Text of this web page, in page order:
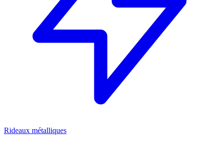
Rideaux métalliques